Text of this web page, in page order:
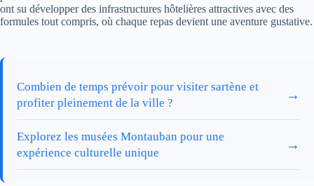
ont su développer des infrastructures hôtelières attractives avec des
formules tout compris, où chaque repas devient une aventure gustative.
Combien de temps prévoir pour visiter sartène et
profiter pleinement de la ville ?
→
Explorez les musées Montauban pour une
expérience culturelle unique
→